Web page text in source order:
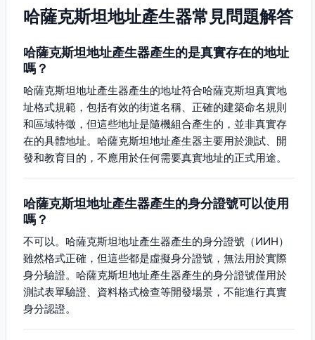
哈薩克斯坦地址產生器常見問題解答
哈薩克斯坦地址產生器產生的是真實存在的地址
嗎？
哈薩克斯坦地址產生器產生的地址符合哈薩克斯坦真實地
址格式規範，包括有效的街道名稱、正確的建築命名規則
和區域特徵，但這些地址是隨機組合產生的，並非真實存
在的具體地址。哈薩克斯坦地址產生器主要用於測試、開
發和教育目的，不應用於任何需要真實地址的正式用途。
哈薩克斯坦地址產生器產生的身分證號可以使用
嗎？
不可以。哈薩克斯坦地址產生器產生的身分證號（ИИН）
雖然格式正確，但這些都是虛擬身分證號，無法用於實際
身分驗證。哈薩克斯坦地址產生器產生的身分證號僅用於
測試表單驗證、資料格式檢查等開發場景，不能進行真實
身分認證。